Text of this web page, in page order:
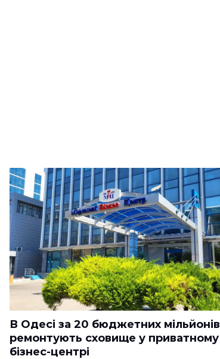
В Одесі за 20 бюджетних мільйонів
ремонтують сховище у приватному
бізнес-центрі